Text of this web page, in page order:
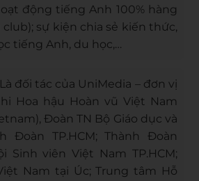
động tiếng Anh 100% hàng
sự kiện chia sẻ kiến thức,
tiếng Anh, du học,…
đối tác của UniMedia – đơn vị
Hoa hậu Hoàn vũ Việt Nam
Đoàn TN Bộ Giáo dục và
Đoàn TP.HCM; Thành Đoàn
Sinh viên Việt Nam TP.HCM;
Nam tại Úc; Trung tâm Hỗ